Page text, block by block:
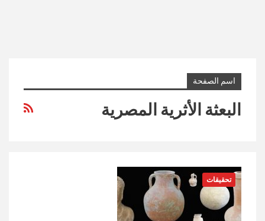
اسم الصفحة
البعثة الأثرية المصرية
تحقيقات